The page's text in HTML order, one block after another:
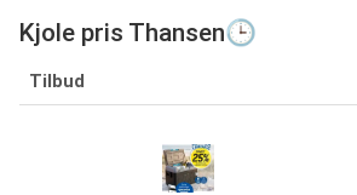
Kjole pris Thansen🕒
Tilbud